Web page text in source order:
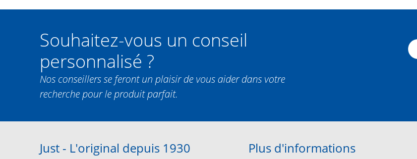
Souhaitez-vous un conseil
personnalisé ?
Nos conseillers se feront un plaisir de vous aider dans votre
recherche pour le produit parfait.
Just - L'original depuis 1930 Plus d'informations